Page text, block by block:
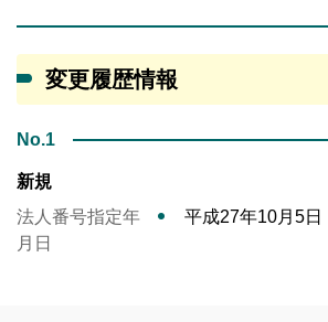
変更履歴情報
No.1
新規
法人番号指定年
月日
平成27年10月5日